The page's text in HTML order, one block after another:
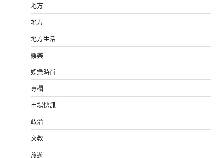
地方
地方
地方生活
娛樂
娛樂時尚
專欄
市場快訊
政治
文教
旅遊